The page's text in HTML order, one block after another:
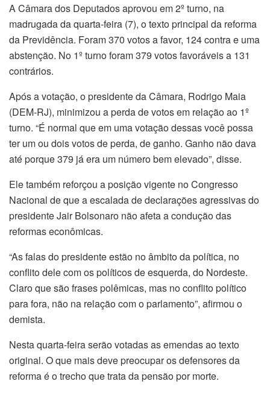
A Câmara dos Deputados aprovou em 2º turno, na
madrugada da quarta-feira (7), o texto principal da reforma
da Previdência. Foram 370 votos a favor, 124 contra e uma
abstenção. No 1º turno foram 379 votos favoráveis a 131
contrários.
Após a votação, o presidente da Câmara, Rodrigo Maia
(DEM-RJ), minimizou a perda de votos em relação ao 1º
turno. “É normal que em uma votação dessas você possa
ter um ou dois votos de perda, de ganho. Ganho não dava
até porque 379 já era um número bem elevado”, disse.
Ele também reforçou a posição vigente no Congresso
Nacional de que a escalada de declarações agressivas do
presidente Jair Bolsonaro não afeta a condução das
reformas econômicas.
“As falas do presidente estão no âmbito da política, no
conflito dele com os políticos de esquerda, do Nordeste.
Claro que são frases polêmicas, mas no conflito político
para fora, não na relação com o parlamento”, afirmou o
demista.
Nesta quarta-feira serão votadas as emendas ao texto
original. O que mais deve preocupar os defensores da
reforma é o trecho que trata da pensão por morte.